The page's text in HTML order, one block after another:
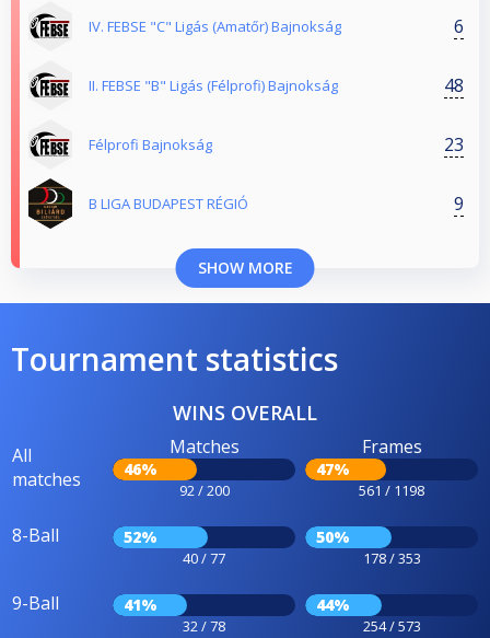
IV. FEBSE "C" Ligás (Amatőr) Bajnokság 6
II. FEBSE "B" Ligás (Félprofi) Bajnokság 48
Félprofi Bajnokság 23
B LIGA BUDAPEST RÉGIÓ 9
SHOW MORE
Tournament statistics
WINS OVERALL
All
matches
Matches
46%
92 / 200
Frames
47%
561 / 1198
8-Ball 52%
40 / 77
50%
178 / 353
9-Ball 41%
32 / 78
44%
254 / 573